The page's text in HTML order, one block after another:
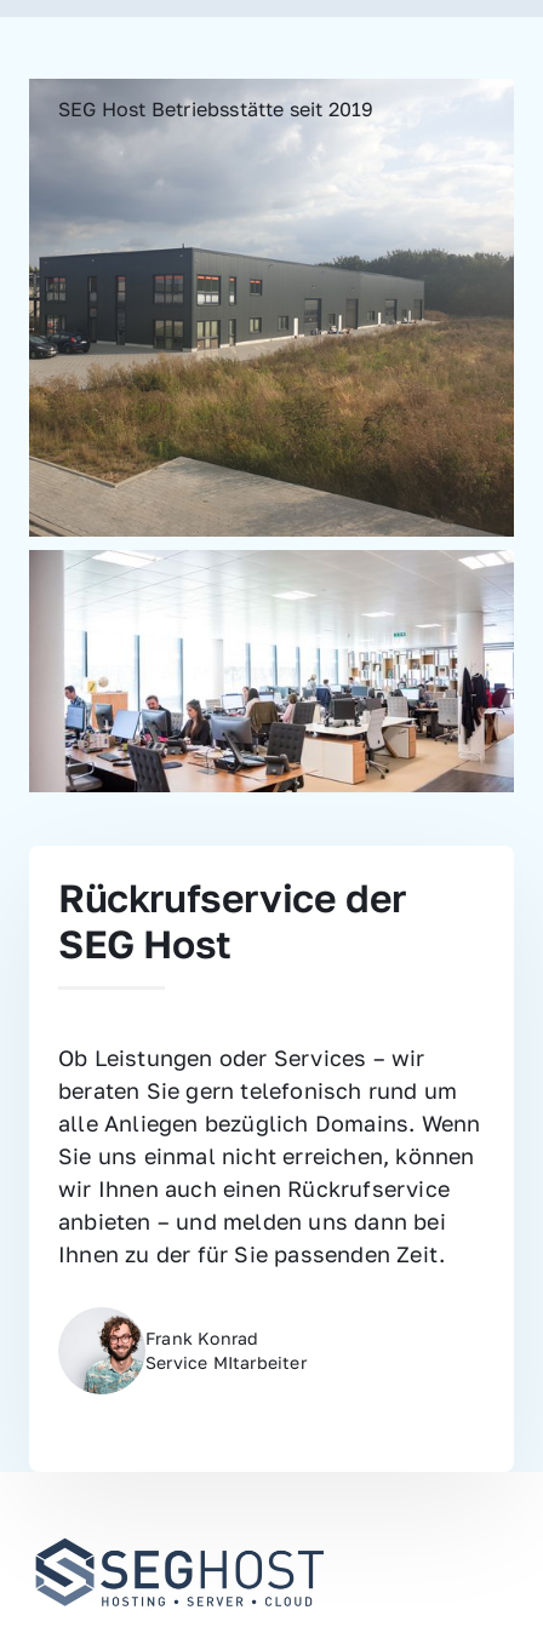
SEG Host Betriebsstätte seit 2019
Rückrufservice der
SEG Host
Ob Leistungen oder Services – wir
beraten Sie gern telefonisch rund um
alle Anliegen bezüglich Domains. Wenn
Sie uns einmal nicht erreichen, können
wir Ihnen auch einen Rückrufservice
anbieten – und melden uns dann bei
Ihnen zu der für Sie passenden Zeit.
Frank Konrad
Service MItarbeiter